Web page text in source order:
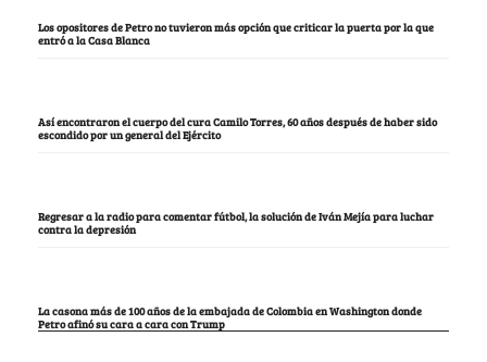
Los opositores de Petro no tuvieron más opción que criticar la puerta por la que
entró a la Casa Blanca
Así encontraron el cuerpo del cura Camilo Torres, 60 años después de haber sido
escondido por un general del Ejército
Regresar a la radio para comentar fútbol, la solución de Iván Mejía para luchar
contra la depresión
La casona más de 100 años de la embajada de Colombia en Washington donde
Petro afinó su cara a cara con Trump